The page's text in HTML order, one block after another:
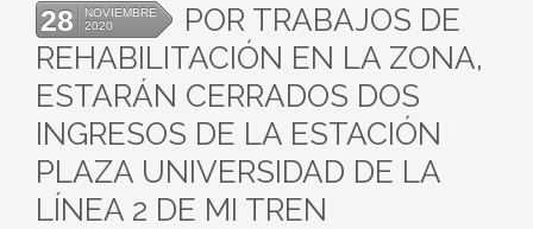
28
NOVIEMBRE
2020
POR TRABAJOS DE
REHABILITACIÓN EN LA ZONA,
ESTARÁN CERRADOS DOS
INGRESOS DE LA ESTACIÓN
PLAZA UNIVERSIDAD DE LA
LÍNEA 2 DE MI TREN